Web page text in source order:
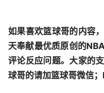
如果喜欢篮球哥的内容
天奉献最优质原创的
评论反应问题。大家的
球哥的请加篮球哥微信